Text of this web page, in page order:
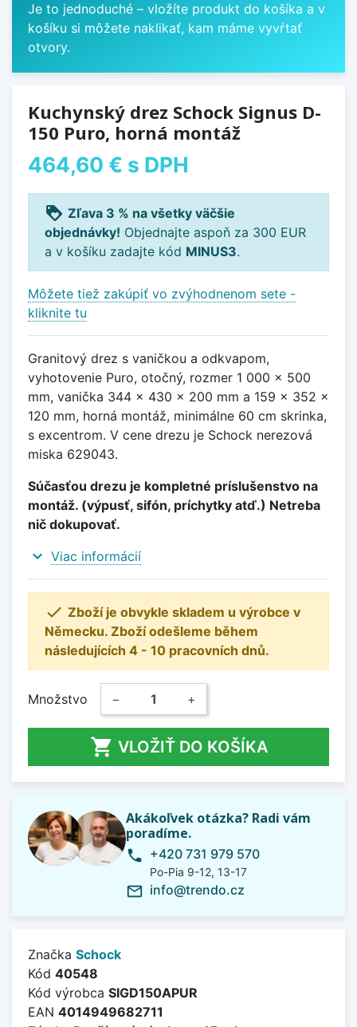
Je to jednoduché – vložíte produkt do košíka a v
košíku si môžete naklikať, kam máme vyvŕtať
otvory.
Kuchynský drez Schock Signus D-
150 Puro, horná montáž
464,60 € s DPH
loyalty Zľava 3 % na všetky väčšie
objednávky! Objednajte aspoň za 300 EUR
a v košíku zadajte kód MINUS3.
Môžete tiež zakúpiť vo zvýhodnenom sete -
kliknite tu
Granitový drez s vaničkou a odkvapom,
vyhotovenie Puro, otočný, rozmer 1 000 x 500
mm, vanička 344 x 430 x 200 mm a 159 x 352 x
120 mm, horná montáž, minimálne 60 cm skrinka,
s excentrom. V cene drezu je Schock nerezová
miska 629043.
Súčasťou drezu je kompletné príslušenstvo na
montáž. (výpusť, sifón, príchytky atď.) Netreba
nič dokupovať.
expand_more Viac informácií
 Zboží je obvykle skladem u výrobce v
Německu. Zboží odešleme během
následujících 4 - 10 pracovních dnů.
Množstvo − +
 VLOŽIŤ DO KOŠÍKA
Akákoľvek otázka? Radi vám
poradíme.
phone +420 731 979 570
Po-Pia 9-12, 13-17
mail_outline info@trendo.cz
Značka Schock
Kód 40548
Kód výrobca SIGD150APUR
EAN 4014949682711